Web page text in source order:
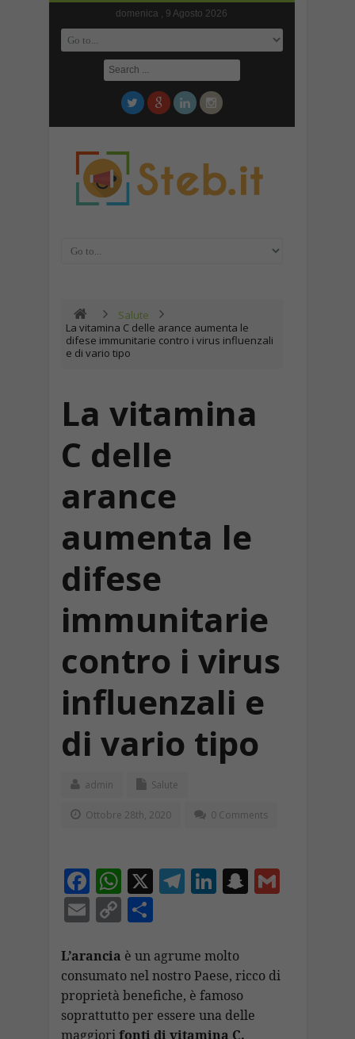
domenica , 9 Agosto 2026
Salute
La vitamina C delle arance aumenta le
difese immunitarie contro i virus influenzali
e di vario tipo
La vitamina
C delle
arance
aumenta le
difese
immunitarie
contro i virus
influenzali e
di vario tipo
admin Salute
Ottobre 28th, 2020 0 Comments
F
ac
e
b
o
o
W
h
at
s
A
p
X T
gr
a
m
Li
e
dI
n
S
c
h
G
E
ai
l
C
p
y
Li
C
n
di
vi
L’arancia è un agrume molto
consumato nel nostro Paese, ricco di
proprietà benefiche, è famoso
soprattutto per essere una delle
maggiorifonti di vitamina C.